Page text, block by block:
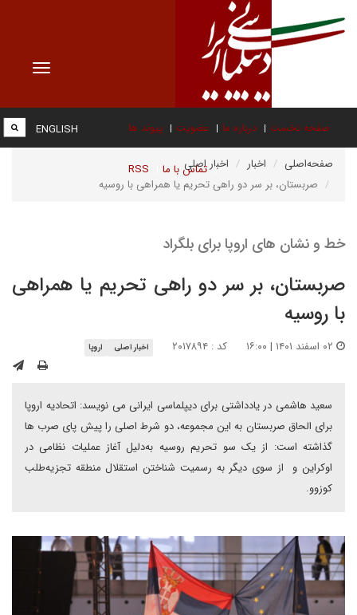
Toggle
صفحه نخست درباره ما عضویت پیوند ها
تماس با ما RSS
ENGLISH
صفحه‌اصلی اخبار
اخبار اصلی
صربستان، بر سر دو راهی تحریم یا همراهی با روسیه
خط و نشان های اروپا برای بلگراد
صربستان، بر سر دو راهی تحریم یا همراهی
با روسیه
کد : ۲۰۱۷۸۹۴ اخبار اصلی اروپا
سعید هاشمی در یادداشتی برای دیپلماسی ایرانی می نویسد: اتحادیه اروپا
برای الحاق صربستان به این مجموعه، دو شرط اصلی را پیش پای صرب ها
گذاشته است: از یک سو تحریم روسیه به‌دلیل آغاز عملیات نظامی در
اوکراین و از سوی دیگر به رسمیت شناختن استقلال منطقه تجزیه‌طلب
کوزوو.